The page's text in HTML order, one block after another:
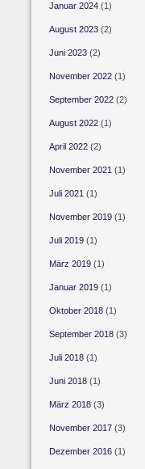
Januar 2024(1)
August 2023(2)
Juni 2023(2)
November 2022(1)
September 2022(2)
August 2022(1)
April 2022(2)
November 2021 (1)
Juli 2021 (1)
November 2019(1)
Juli 2019(1)
März 2019(1)
Januar 2019(1)
Oktober 2018(1)
September 2018(3)
Juli 2018(1)
Juni 2018(1)
März 2018(3)
November 2017(3)
Dezember 2016(1)